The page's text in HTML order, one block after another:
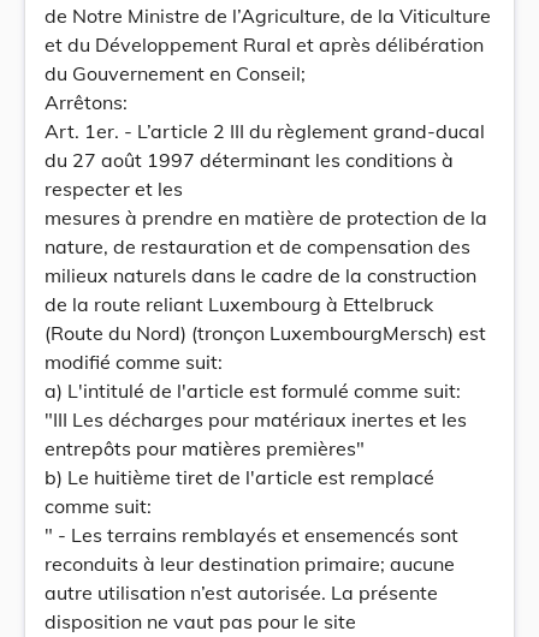
de Notre Ministre de l’Agriculture, de la Viticulture
et du Développement Rural et après délibération
du Gouvernement en Conseil;
Arrêtons:
Art. 1er. - L’article 2 III du règlement grand-ducal
du 27 août 1997 déterminant les conditions à
respecter et les
mesures à prendre en matière de protection de la
nature, de restauration et de compensation des
milieux naturels dans le cadre de la construction
de la route reliant Luxembourg à Ettelbruck
(Route du Nord) (tronçon LuxembourgMersch) est
modifié comme suit:
a) L'intitulé de l'article est formulé comme suit:
"III Les décharges pour matériaux inertes et les
entrepôts pour matières premières"
b) Le huitième tiret de l'article est remplacé
comme suit:
" - Les terrains remblayés et ensemencés sont
reconduits à leur destination primaire; aucune
autre utilisation n’est autorisée. La présente
disposition ne vaut pas pour le site